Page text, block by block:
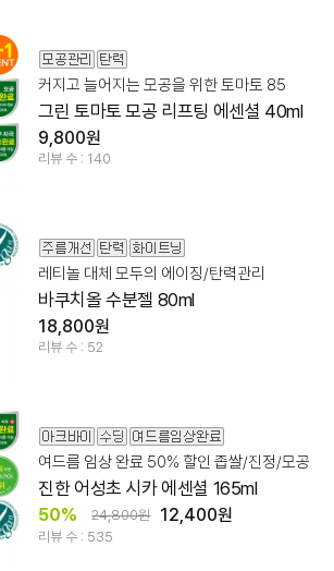
커지고 늘어지는 모공을 위한 토마토 85
그린 토마토 모공 리프팅 에센셜 40ml
9,800원
리뷰 수 : 140
레티놀 대체 모두의 에이징/탄력관리
바쿠치올 수분젤 80ml
18,800원
리뷰 수 : 52
여드름 임상 완료 50% 할인 좁쌀/진정/모공
진한 어성초 시카 에센셜 165ml
50% 24,800원 12,400원
리뷰 수 : 535